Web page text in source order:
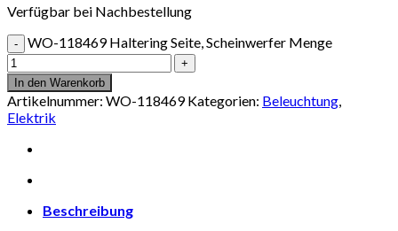
Verfügbar bei Nachbestellung
WO-118469 Haltering Seite, Scheinwerfer Menge
In den Warenkorb
Artikelnummer: WO-118469 Kategorien: Beleuchtung
Elektrik
Beschreibung